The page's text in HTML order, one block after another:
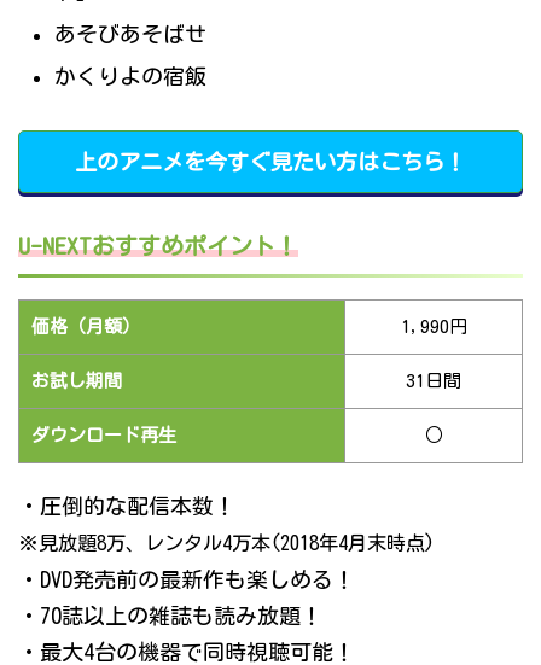
あそびあそばせ
かくりよの宿飯
上のアニメを今すぐ見たい方はこちら！
U-NEXTおすすめポイント！
価格（月額） 1,990円
お試し期間 31日間
ダウンロード再生 ○
・圧倒的な配信本数！
※見放題8万、レンタル4万本(2018年4月末時点)
・DVD発売前の最新作も楽しめる！
・70誌以上の雑誌も読み放題！
・最大4台の機器で同時視聴可能！